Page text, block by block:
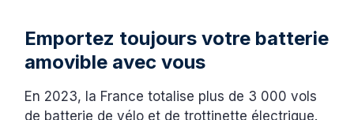
Emportez toujours votre batterie
amovible avec vous
En 2023, la France totalise plus de 3 000 vols
de batterie de vélo et de trottinette électrique.